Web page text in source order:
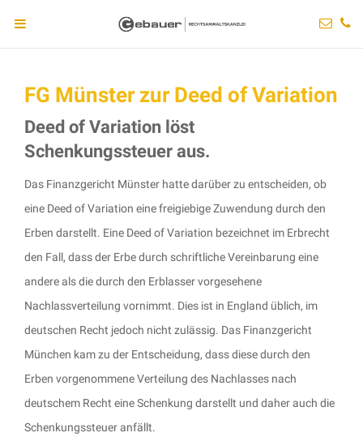
FG Münster zur Deed of Variation
Deed of Variation löst
Schenkungssteuer aus.
Das Finanzgericht Münster hatte darüber zu entscheiden, ob
eine Deed of Variation eine freigiebige Zuwendung durch den
Erben darstellt. Eine Deed of Variation bezeichnet im Erbrecht
den Fall, dass der Erbe durch schriftliche Vereinbarung eine
andere als die durch den Erblasser vorgesehene
Nachlassverteilung vornimmt. Dies ist in England üblich, im
deutschen Recht jedoch nicht zulässig. Das Finanzgericht
München kam zu der Entscheidung, dass diese durch den
Erben vorgenommene Verteilung des Nachlasses nach
deutschem Recht eine Schenkung darstellt und daher auch die
Schenkungssteuer anfällt.